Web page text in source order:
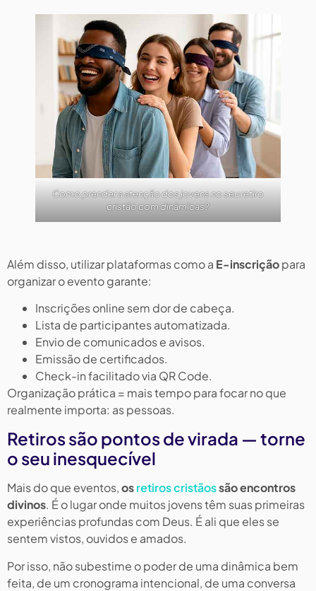
Como prender a atenção dos jovens no seu retiro
cristão com dinâmicas?
Além disso, utilizar plataformas como a E-inscriçãopara
organizar o evento garante:
Inscrições online sem dor de cabeça.
Lista de participantes automatizada.
Envio de comunicados e avisos.
Emissão de certificados.
Check-in facilitado via QR Code.
Organização prática = mais tempo para focar no que
realmente importa: as pessoas.
Retiros são pontos de virada — torne
o seu inesquecível
Mais do que eventos,osretiros cristãossão encontros
divinos. É o lugar onde muitos jovens têm suas primeiras
experiências profundas com Deus. É ali que eles se
sentem vistos, ouvidos e amados.
Por isso, não subestime o poder de uma dinâmica bem
feita, de um cronograma intencional, de uma conversa